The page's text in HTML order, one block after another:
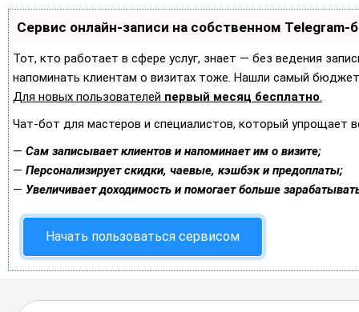
Сервис онлайн-записи на собственном Telegram-
Тот, кто работает в сфере услуг, знает — без ведения
напоминать клиентам о визитах тоже. Нашли самый
Для новых пользователей первый месяц бесплатно.
Чат-бот для мастеров и специалистов, который упрощает
— Сам записывает клиентов и напоминает им о визите;
— Персонализирует скидки, чаевые, кэшбэк и предоплаты;
— Увеличивает доходимость и помогает больше
Начать пользоваться сервисом